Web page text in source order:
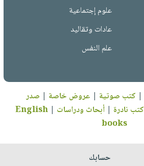
علوم إجتماعية
عادات وتقاليد
علم النفس
| كتب صوتية | عروض خاصة | صدر
كتب نادرة |أبحاث ودراسات |
English
books
حسابك